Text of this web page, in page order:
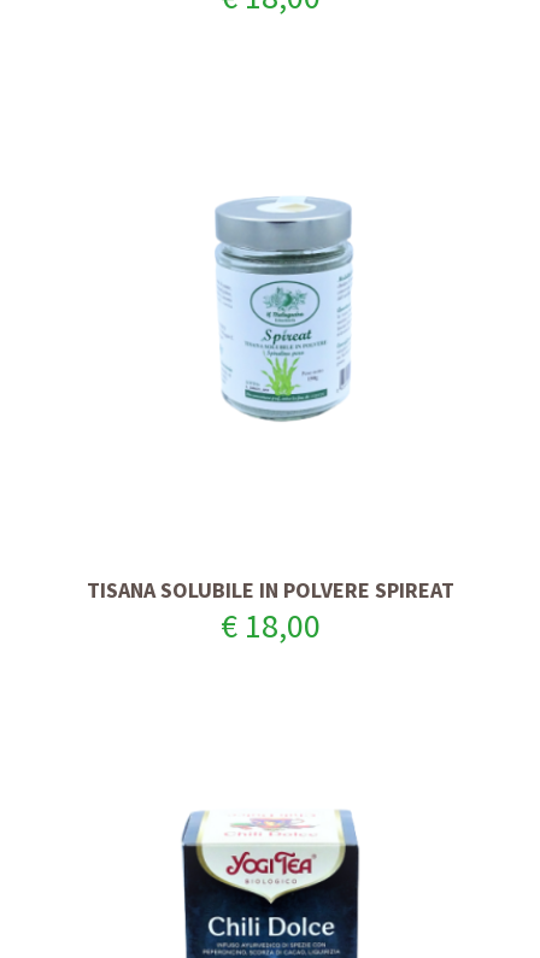
TISANA SOLUBILE IN POLVERE SPIREAT
€ 18,00